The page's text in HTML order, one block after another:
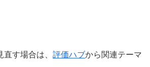
す場合は、 評価ハブから関連テーマ